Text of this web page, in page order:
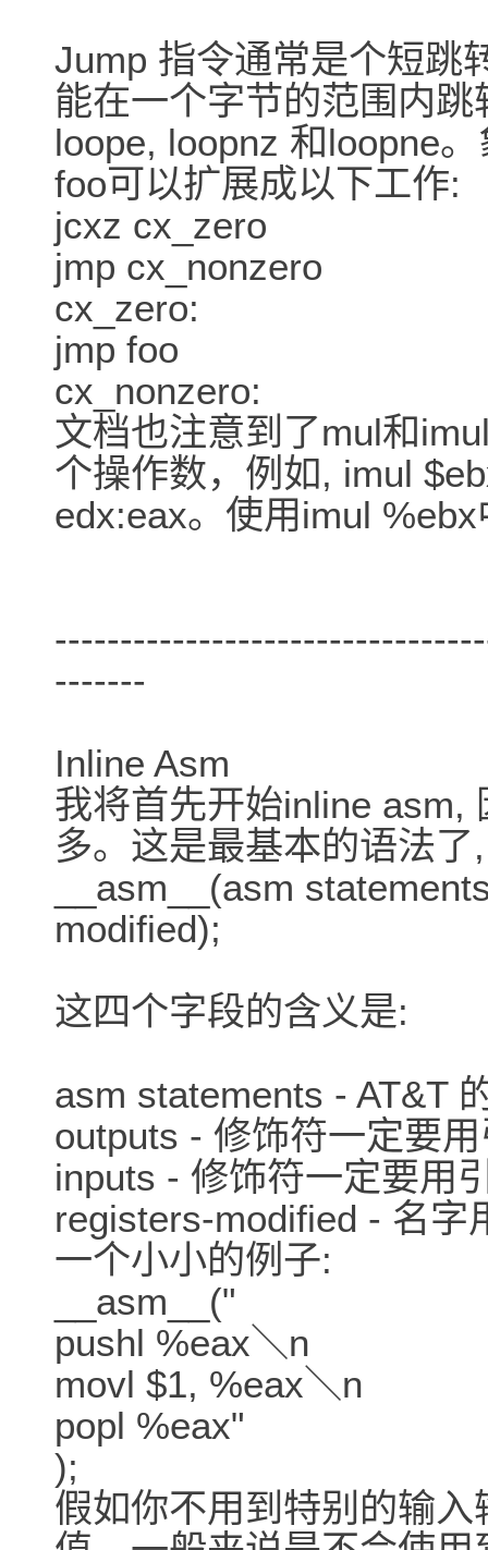
Jump 指令通常是个短跳
能在一个字节的范围内
loope, loopnz 和loopne
foo可以扩展成以下工作:
jcxz cx_zero
jmp cx_nonzero
cx_zero:
jmp foo
cx_nonzero:
文档也注意到了mul和
个操作数，例如, imul
edx:eax。使用imul
-------
Inline Asm
我将首先开始inline asm,
多。这是最基本的语法
__asm__(asm
modified);
这四个字段的含义是:
asm statements - AT&T
outputs - 修饰符一定要
inputs - 修饰符一定要用
registers-modified - 名字
一个小小的例子:
__asm__("
pushl %eax＼n
movl $1, %eax＼n
popl %eax"
);
假如你不用到特别的输